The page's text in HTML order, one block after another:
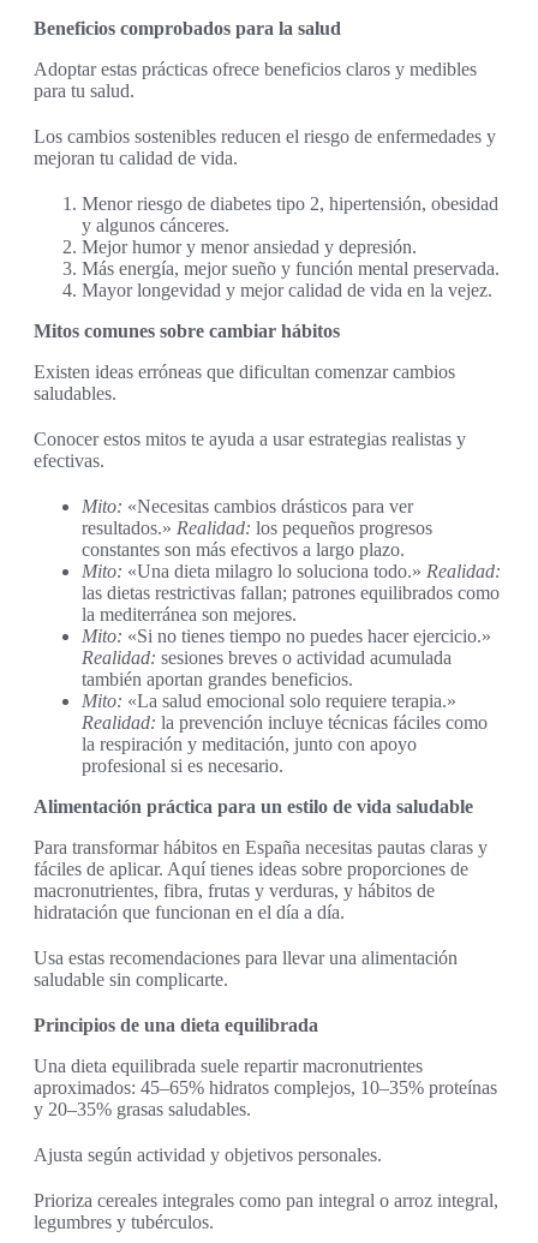
Beneficios comprobados para la salud
Adoptar estas prácticas ofrece beneficios claros y medibles
para tu salud.
Los cambios sostenibles reducen el riesgo de enfermedades y
mejoran tu calidad de vida.
Menor riesgo de diabetes tipo 2, hipertensión, obesidad
y algunos cánceres.
Mejor humor y menor ansiedad y depresión.
Más energía, mejor sueño y función mental preservada.
Mayor longevidad y mejor calidad de vida en la vejez.
Mitos comunes sobre cambiar hábitos
Existen ideas erróneas que dificultan comenzar cambios
saludables.
Conocer estos mitos te ayuda a usar estrategias realistas y
efectivas.
Mito: «Necesitas cambios drásticos para ver
resultados.» Realidad: los pequeños progresos
constantes son más efectivos a largo plazo.
Mito: «Una dieta milagro lo soluciona todo.» Realidad:
las dietas restrictivas fallan; patrones equilibrados como
la mediterránea son mejores.
Mito: «Si no tienes tiempo no puedes hacer ejercicio.»
Realidad: sesiones breves o actividad acumulada
también aportan grandes beneficios.
Mito: «La salud emocional solo requiere terapia.»
Realidad: la prevención incluye técnicas fáciles como
la respiración y meditación, junto con apoyo
profesional si es necesario.
Alimentación práctica para un estilo de vida saludable
Para transformar hábitos en España necesitas pautas claras y
fáciles de aplicar. Aquí tienes ideas sobre proporciones de
macronutrientes, fibra, frutas y verduras, y hábitos de
hidratación que funcionan en el día a día.
Usa estas recomendaciones para llevar una alimentación
saludable sin complicarte.
Principios de una dieta equilibrada
Una dieta equilibrada suele repartir macronutrientes
aproximados: 45–65% hidratos complejos, 10–35% proteínas
y 20–35% grasas saludables.
Ajusta según actividad y objetivos personales.
Prioriza cereales integrales como pan integral o arroz integral,
legumbres y tubérculos.